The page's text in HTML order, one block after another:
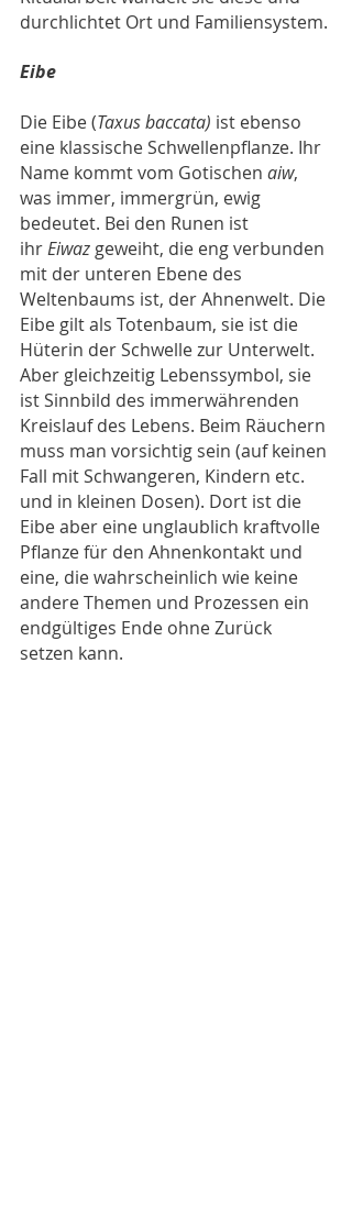
durchlichtet Ort und Familiensystem.
Eibe
Die Eibe (Taxus baccata) ist ebenso
eine klassische Schwellenpflanze. Ihr
Name kommt vom Gotischen aiw,
was immer, immergrün, ewig
bedeutet. Bei den Runen ist
ihr Eiwaz geweiht, die eng verbunden
mit der unteren Ebene des
Weltenbaums ist, der Ahnenwelt. Die
Eibe gilt als Totenbaum, sie ist die
Hüterin der Schwelle zur Unterwelt.
Aber gleichzeitig Lebenssymbol, sie
ist Sinnbild des immerwährenden
Kreislauf des Lebens. Beim Räuchern
muss man vorsichtig sein (auf keinen
Fall mit Schwangeren, Kindern etc.
und in kleinen Dosen). Dort ist die
Eibe aber eine unglaublich kraftvolle
Pflanze für den Ahnenkontakt und
eine, die wahrscheinlich wie keine
andere Themen und Prozessen ein
endgültiges Ende ohne Zurück
setzen kann.